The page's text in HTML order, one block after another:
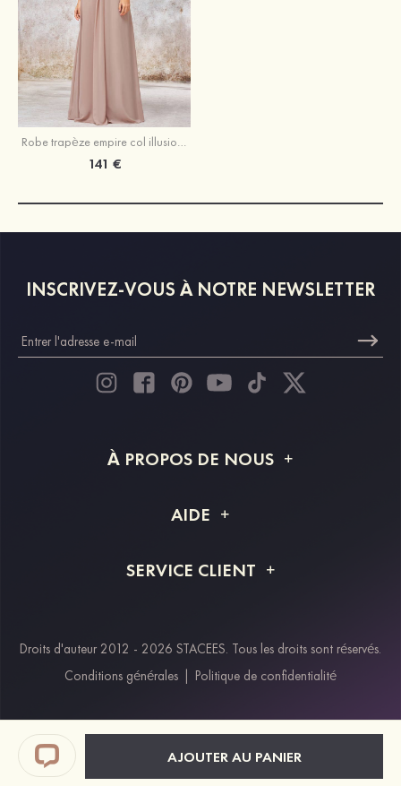
AJOUTER AU PANIER
Robe trapèze empire col illusion mousseline longueur ras du sol robe de demoiselle d'honneur
141 €
INSCRIVEZ-VOUS À NOTRE NEWSLETTER
À PROPOS DE NOUS
Livraison
AIDE
Retour et remboursement
SERVICE CLIENT
Modes de paiement
Klarna
Paypal
Réductions étudiants & travailleurs essentiels
Droits d'auteur 2012 - 2026 STACEES. Tous les droits sont réservés.
Conditions générales | Politique de confidentialité